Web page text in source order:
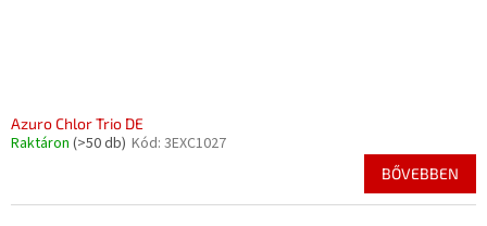
Azuro Chlor Trio DE
Raktáron (>50 db) Kód: 3EXC1027
BŐVEBBEN